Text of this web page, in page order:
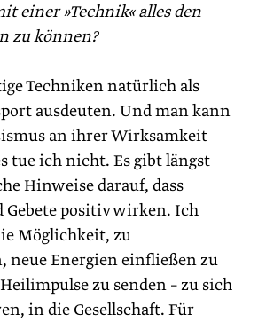
einer »Technik« alles den
zu können?
Techniken natürlich als
ausdeuten. Und man kann
an ihrer Wirksamkeit
tue ich nicht. Es gibt längst
Hinweise dar­auf, dass
positiv wirken. Ich
Möglichkeit, zu
neue Energien einfließen zu
zu senden – zu sich
in die Gesellschaft. Für